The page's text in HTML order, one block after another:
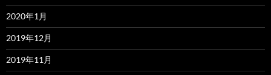
2020年1月
2019年12月
2019年11月